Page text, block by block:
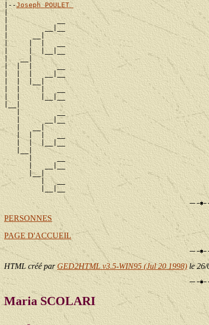
|--Joseph POULET
|
|            __
|         __|__
|      __|
|     |  |   __
|     |  |__|__
|   __|
|  |  |      __
|  |  |   __|__
|  |  |__|
|  |     |   __
|  |     |__|__
|__|
   |         __
   |      __|__
   |   __|
   |  |  |   __
   |  |  |__|__
   |__|
      |      __
      |   __|__
      |__|
         |   __
PERSONNES
PAGE D'ACCUEIL
HTML créé parGED2HTML v3.5-WIN95 (Jul 20 1998) le
Maria SCOLARI